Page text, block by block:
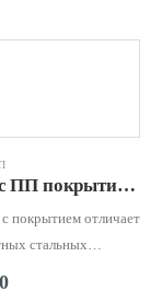
Фланец с ПП покрытием д. 0050 PN16
покрытием отличает
стальных
стойкость к